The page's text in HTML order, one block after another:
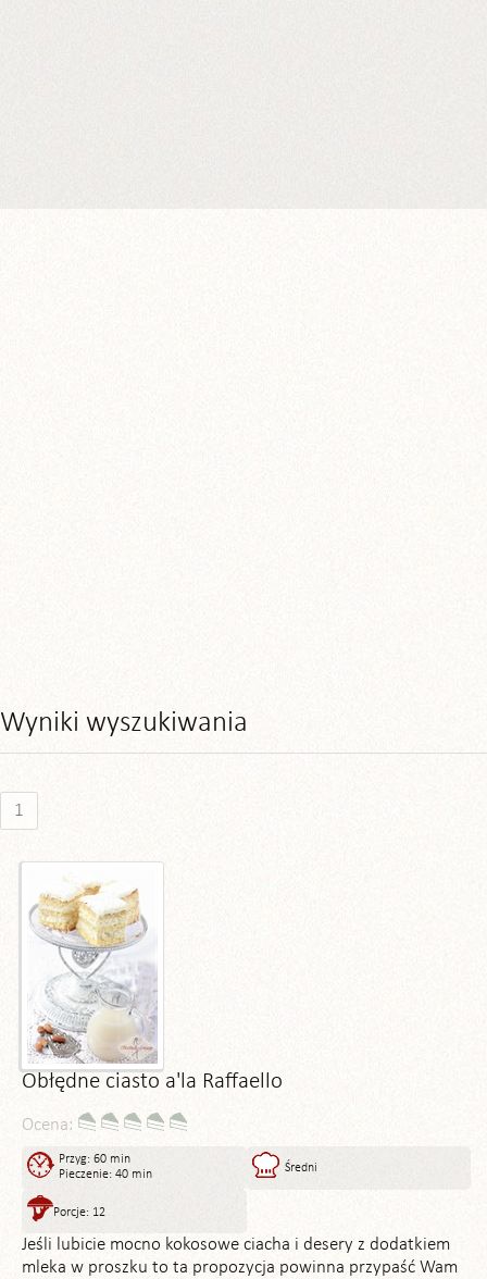
Wyniki wyszukiwania
1
Obłędne ciasto a'la Raffaello
Ocena:
Przyg: 60 min
Pieczenie: 40 min
Średni
Porcje: 12
Jeśli lubicie mocno kokosowe ciacha i desery z dodatkiem
mleka w proszku to ta propozycja powinna przypaść Wam